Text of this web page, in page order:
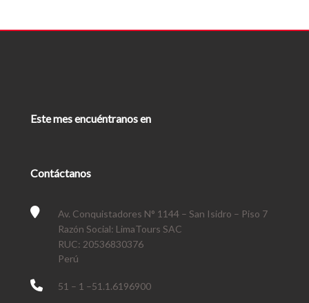
Este mes encuéntranos en
Contáctanos
Av. Conquistadores N° 1144 – San Isidro – Piso 7
Razón Social: LimaTours SAC
RUC: 20536830376
Perú
51 – 1 –51.1.6196900